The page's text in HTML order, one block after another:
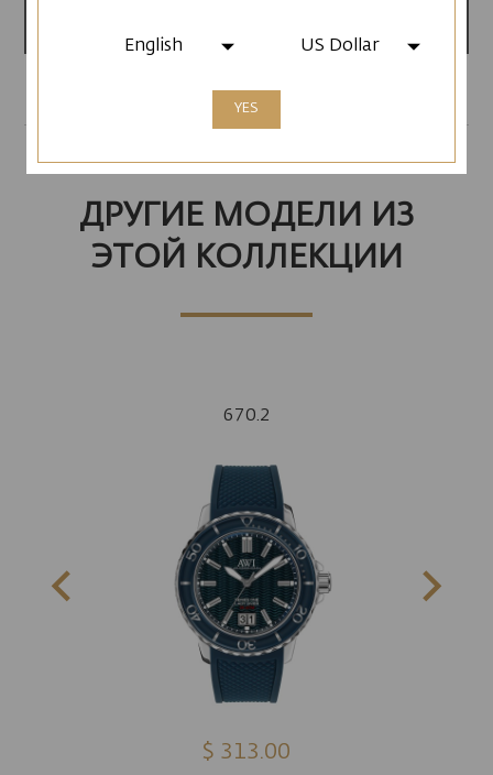
ДРУГИЕ МОДЕЛИ ИЗ
ЭТОЙ КОЛЛЕКЦИИ
670.2
$ 313.00
English US Dollar
YES